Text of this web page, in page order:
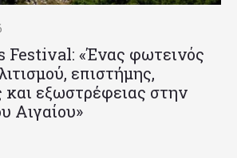
Festival: «Ένας φωτεινός
επιστήμης,
και εξωστρέφειας στην
Αιγαίου»